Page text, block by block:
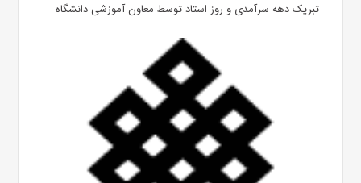
تبریک دهه سرآمدی و روز استاد توسط معاون آموزشی دانشگاه